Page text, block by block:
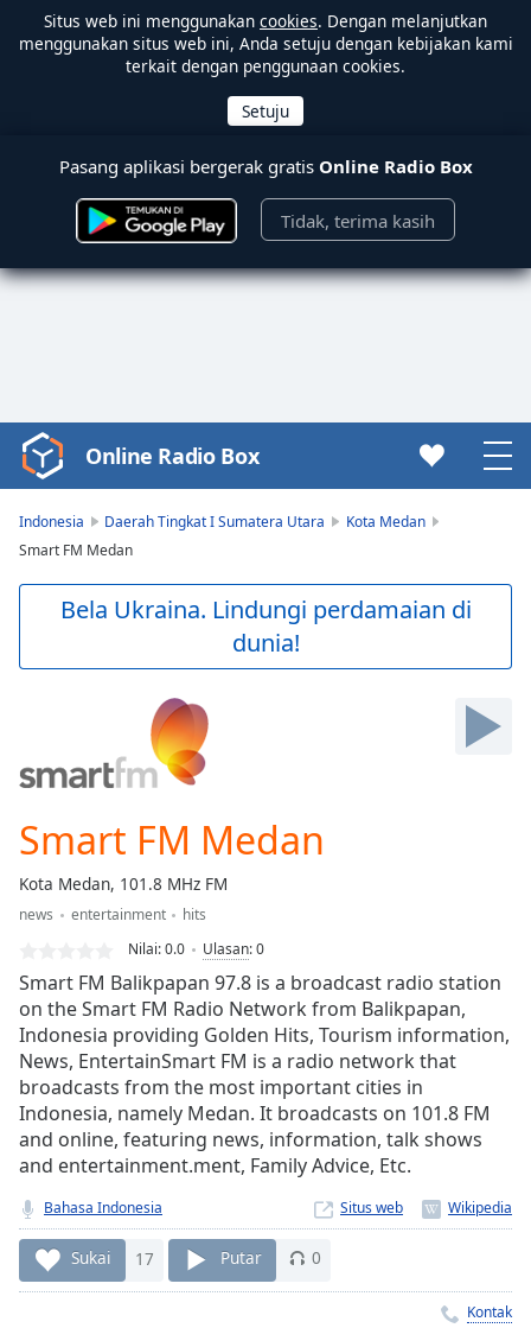
Situs web ini menggunakan cookies. Dengan melanjutkan
menggunakan situs web ini, Anda setuju dengan kebijakan kami
terkait dengan penggunaan cookies.
Pasang aplikasi bergerak gratis Online Radio Box
Tidak, terima kasih
Video
Player
loading.
Video
Backward
Time 0:00
Duration-:-
0.00%
Stream
live,
currently
behind
liveLIVE
Remaining
Time-
1x
Playback
Rate
Chapters
Online Radio Box
Indonesia Daerah Tingkat I Sumatera Utara
Kota Medan
Smart FM Medan
Bela Ukraina. Lindungi perdamaian di
dunia!
Smart FM Medan
Kota Medan, 101.8 MHz FM
news entertainment
hits
Nilai:0.0 Ulasan:0
Smart FM Balikpapan 97.8 is a broadcast radio station
on the Smart FM Radio Network from Balikpapan,
Indonesia providing Golden Hits, Tourism information,
News, EntertainSmart FM is a radio network that
broadcasts from the most important cities in
Indonesia, namely Medan. It broadcasts on 101.8 FM
and online, featuring news, information, talk shows
and entertainment.ment, Family Advice, Etc.
Bahasa Indonesia Situs web
Sukai 17 Putar 0
Kontak